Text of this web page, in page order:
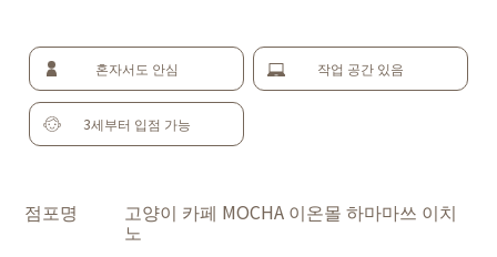
혼자서도 안심 작업 공간 있음
3세부터 입점 가능
점포명 고양이 카페 MOCHA 이온몰 하마마쓰 이치
노